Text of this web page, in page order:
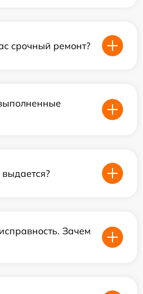
срочный ремонт?
Зачем